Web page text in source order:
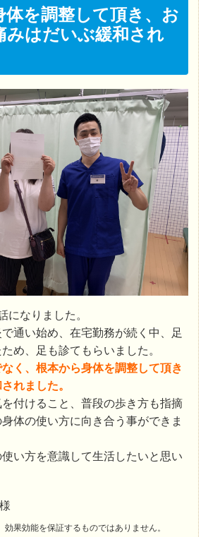
体を調整して頂き、お
みはだいぶ緩和され
になりました。
通い始め、在宅勤務が続く中、足
め、足も診てもらいました。
く、根本から身体を調整して頂き
れました。
付けること、普段の歩き方も指摘
体の使い方に向き合う事ができま
い方を意識して生活したいと思い
果効能を保証するものではありません。